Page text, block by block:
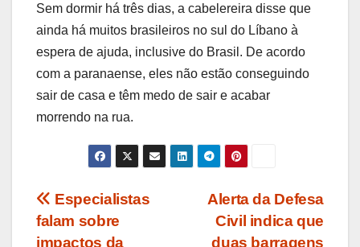
Sem dormir há três dias, a cabelereira disse que
ainda há muitos brasileiros no sul do Líbano à
espera de ajuda, inclusive do Brasil. De acordo
com a paranaense, eles não estão conseguindo
sair de casa e têm medo de sair e acabar
morrendo na rua.
Navegação
de
Alerta da Defesa
Civil indica que
duas barragens
Especialistas
falam sobre
impactos da